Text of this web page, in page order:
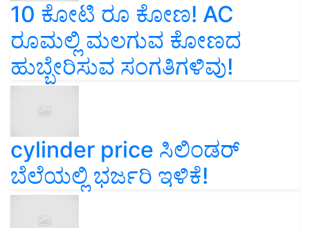
10 ಕೋಟಿ ರೂ ಕೋಣ! AC
ರೂಮಲ್ಲಿ ಮಲಗುವ ಕೋಣದ
ಹುಬ್ಬೇರಿಸುವ ಸಂಗತಿಗಳಿವು!
cylinder price ಸಿಲಿಂಡರ್‌
ಬೆಲೆಯಲ್ಲಿ ಭರ್ಜರಿ ಇಳಿಕೆ!